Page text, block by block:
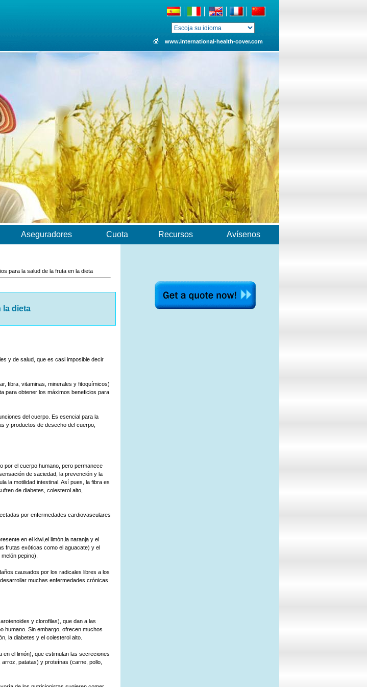
www.international-health-cover.com
Aseguradores Cuota Recursos Avísenos
para la salud de la fruta en la dieta
la dieta
y de salud, que es casi imposible decir
fibra, vitaminas, minerales y fitoquímicos)
para obtener los máximos beneficios para
del cuerpo. Es esencial para la
y productos de desecho del cuerpo,
por el cuerpo humano, pero permanece
de saciedad, la prevención y la
la motilidad intestinal. Así pues, la fibra es
de diabetes, colesterol alto,
por enfermedades cardiovasculares
en el kiwi,el limón,la naranja y el
frutas exóticas como el aguacate) y el
pepino).
causados por los radicales libres a los
muchas enfermedades crónicas
y clorofilas), que dan a las
humano. Sin embargo, ofrecen muchos
la diabetes y el colesterol alto.
el limón), que estimulan las secreciones
patatas) y proteínas (carne, pollo,